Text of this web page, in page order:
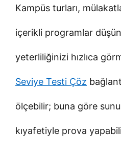
Kampüs turları,
içerikli programlar
yeterliliğinizi hızlıca
Seviye Testi Çöz
ölçebilir; buna göre
kıyafetiyle prova